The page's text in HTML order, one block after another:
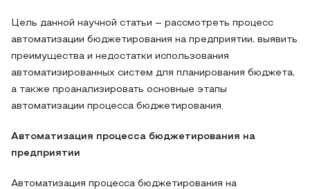
Цель данной научной статьи – рассмотреть процесс
автоматизации бюджетирования на предприятии, выявить
преимущества и недостатки использования
автоматизированных систем для планирования бюджета,
а также проанализировать основные этапы
автоматизации процесса бюджетирования.
Автоматизация процесса бюджетирования на
предприятии
Автоматизация процесса бюджетирования на